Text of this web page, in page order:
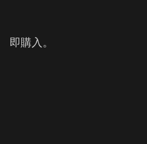
即購入。